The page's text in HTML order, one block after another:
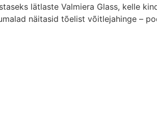
lätlaste Valmiera Glass, kelle
näitasid tõelist võitlejahinge –